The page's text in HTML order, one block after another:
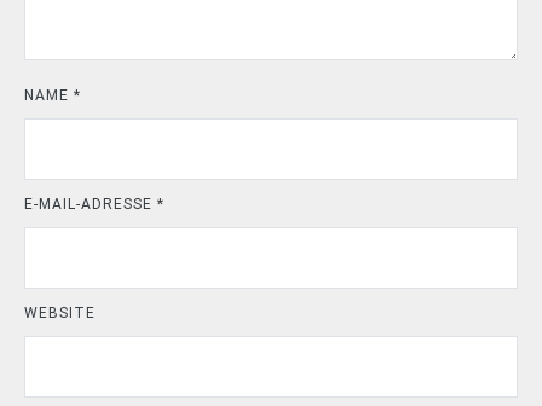
NAME *
E-MAIL-ADRESSE *
WEBSITE